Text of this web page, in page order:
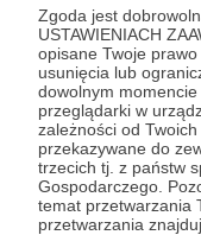
Zgoda jest
USTAWIENIACH
opisane Twoje
usunięcia lub
dowolnym
przeglądarki w
zależności od
przekazywane do
trzecich tj. z państw
Gospodarczego.
temat przetwarzania
przetwarzania
* Wyrażam zgodę
osobowych
prawidłowego
Wyrażam zgodę
informacji
zmieniona w